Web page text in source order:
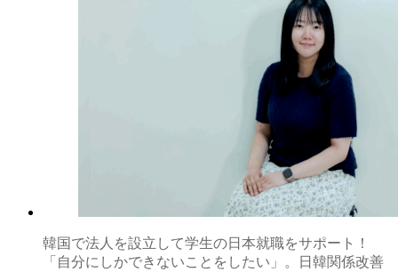
韓国で法人を設立して学生の日本就職をサポート！
「自分にしかできないことをしたい」。日韓関係改善